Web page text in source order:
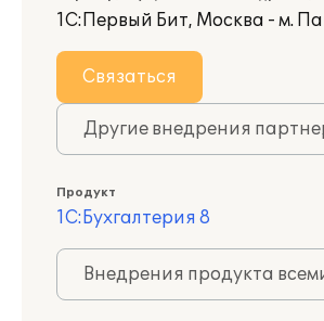
1С:Первый Бит, Москва - м.
Связаться
Другие внедрения
Продукт
1С:Бухгалтерия 8
Внедрения продукта